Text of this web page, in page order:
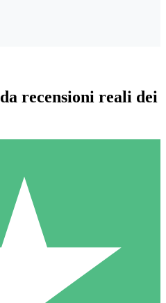
Individuali
di download. Nessun impegno
recensioni reali dei